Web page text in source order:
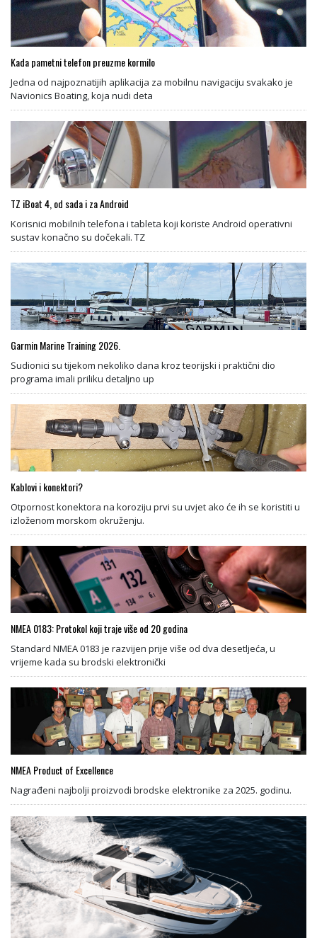
Kada pametni telefon preuzme kormilo
Jedna od najpoznatijih aplikacija za mobilnu navigaciju svakako je
Navionics Boating, koja nudi deta
TZ iBoat 4, od sada i za Android
Korisnici mobilnih telefona i tableta koji koriste Android operativni
sustav konačno su dočekali. TZ
Garmin Marine Training 2026.
Sudionici su tijekom nekoliko dana kroz teorijski i praktični dio
programa imali priliku detaljno up
Kablovi i konektori?
Otpornost konektora na koroziju prvi su uvjet ako će ih se koristiti u
izloženom morskom okruženju.
NMEA 0183: Protokol koji traje više od 20 godina
Standard NMEA 0183 je razvijen prije više od dva desetljeća, u
vrijeme kada su brodski elektronički
NMEA Product of Excellence
Nagrađeni najbolji proizvodi brodske elektronike za 2025. godinu.